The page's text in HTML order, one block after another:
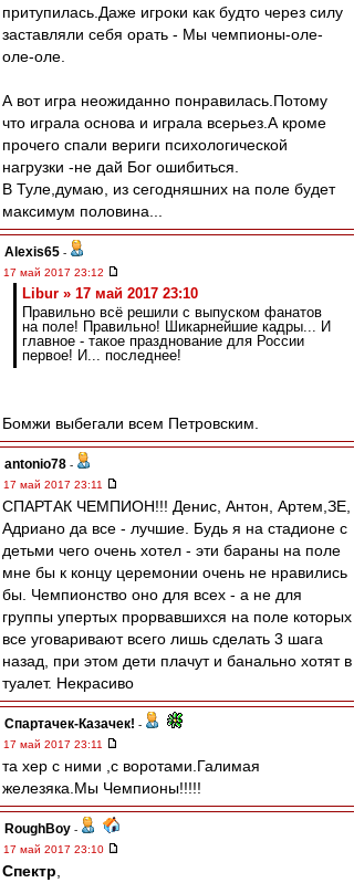
притупилась.Даже игроки как будто через силу
заставляли себя орать - Мы чемпионы-оле-
оле-оле.
А вот игра неожиданно понравилась.Потому
что играла основа и играла всерьез.А кроме
прочего спали вериги психологической
нагрузки -не дай Бог ошибиться.
В Туле,думаю, из сегодняшних на поле будет
максимум половина...
Alexis65 -
17 май 2017 23:12
Libur » 17 май 2017 23:10
Правильно всё решили с выпуском фанатов
на поле! Правильно! Шикарнейшие кадры... И
главное - такое празднование для России
первое! И... последнее!
Бомжи выбегали всем Петровским.
antonio78 -
17 май 2017 23:11
СПАРТАК ЧЕМПИОН!!! Денис, Антон, Артем,ЗЕ,
Адриано да все - лучшие. Будь я на стадионе с
детьми чего очень хотел - эти бараны на поле
мне бы к концу церемонии очень не нравились
бы. Чемпионство оно для всех - а не для
группы упертых прорвавшихся на поле которых
все уговаривают всего лишь сделать 3 шага
назад, при этом дети плачут и банально хотят в
туалет. Некрасиво
Спартачек-Казачек! -
17 май 2017 23:11
та хер с ними ,с воротами.Галимая
железяка.Мы Чемпионы!!!!!
RoughBoy -
17 май 2017 23:10
Спектр